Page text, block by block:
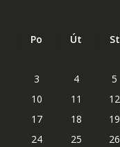
Po Út St
3
4 5
10
11 12
17
18 19
24
25 26